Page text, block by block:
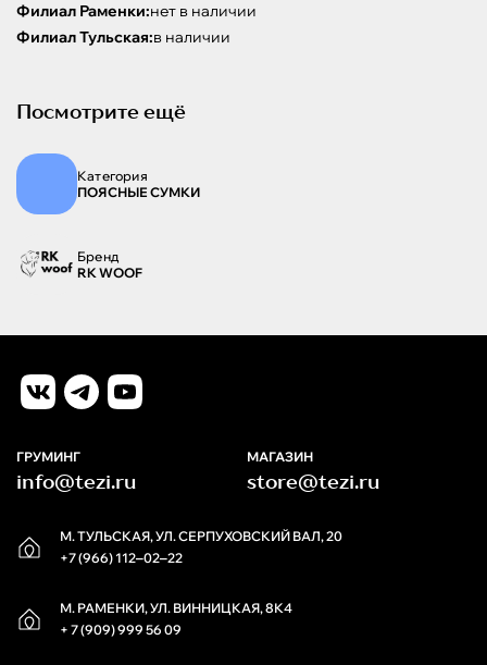
Филиал Раменки:нет в наличии
Филиал Тульская:в наличии
Посмотрите ещё
Категория
ПОЯСНЫЕ СУМКИ
Бренд
RK WOOF
М. ТУЛЬСКАЯ, УЛ. СЕРПУХОВСКИЙ ВАЛ, 20
+7 (966) 112‒02‒22
М. РАМЕНКИ, УЛ. ВИННИЦКАЯ, 8К4
+ 7 (909) 999 56 09
ГРУМИНГ
info@tezi.ru
МАГАЗИН
store@tezi.ru